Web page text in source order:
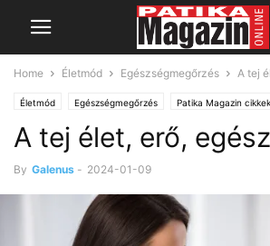
Home Életmód Egészségmegőrzés A tej
Életmód Egészségmegőrzés Patika Magazin cikkek
Táplálkozás, életmód, gyógynövények Vitaminok,
A tej élet, erő,
By Galenus - 2024-01-09